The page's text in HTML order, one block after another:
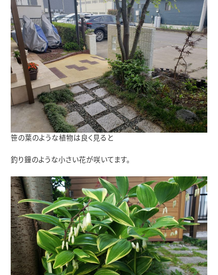
笹の葉のような植物は良く見ると
釣り鐘のような小さい花が咲いてます。